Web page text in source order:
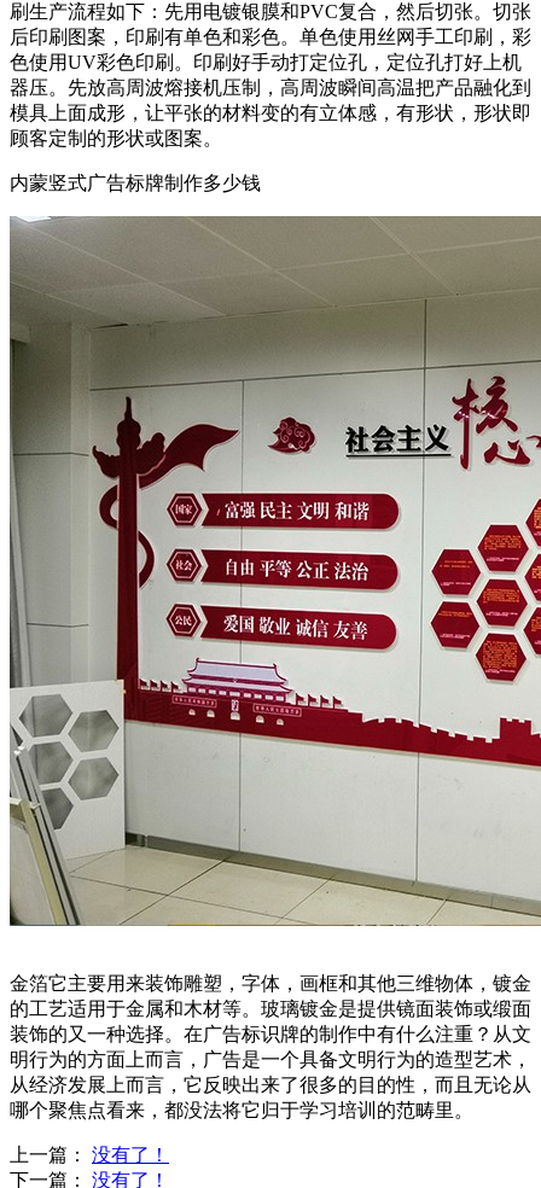
刷生产流程如下：先用电镀银膜和PVC复合，然后切张。切张
后印刷图案，印刷有单色和彩色。单色使用丝网手工印刷，彩
色使用UV彩色印刷。印刷好手动打定位孔，定位孔打好上机
器压。先放高周波熔接机压制，高周波瞬间高温把产品融化到
模具上面成形，让平张的材料变的有立体感，有形状，形状即
顾客定制的形状或图案。
内蒙竖式广告标牌制作多少钱
金箔它主要用来装饰雕塑，字体，画框和其他三维物体，镀金
的工艺适用于金属和木材等。玻璃镀金是提供镜面装饰或缎面
装饰的又一种选择。在广告标识牌的制作中有什么注重？从文
明行为的方面上而言，广告是一个具备文明行为的造型艺术，
从经济发展上而言，它反映出来了很多的目的性，而且无论从
哪个聚焦点看来，都没法将它归于学习培训的范畴里。
上一篇： 没有了！
下一篇： 没有了！